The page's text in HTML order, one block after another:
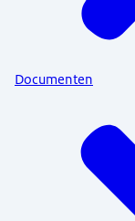
Documenten